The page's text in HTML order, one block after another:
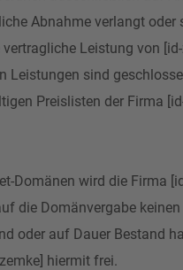
Abnahme verlangt
Leistung von
Leistungen sind
Preislisten der Firma
Domänen wird die Firma
die Domänvergabe
oder auf Dauer Bestand
hiermit frei.